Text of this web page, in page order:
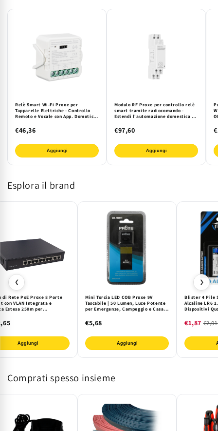
|
Vocale
Luci
Domotica
Alexa
Google
per
Casa
Intelligente
|
Remoto
e
Vocale
Luci
Domotica
Alexa
Google
Casa
Intelligente
Relè Smart Wi-Fi Proxe per
Tapparelle Elettriche - Controllo
Remoto e Vocale con App. Domotica
Energetico
€46,36
Aggiungi
Modulo RF Proxe per controllo relè
smart tramite radiocomando -
Estendi l'automazione domestica di
Compatibile dimmer Proxe.
€97,60
Aggiungi
Esplora il brand
❮
di Rete PoE Proxe 8 Porte
con VLAN Integrata e
Estesa 250m per
Point
Aggiungi
Mini Torcia LED COB Proxe 9V
Tascabile | 50 Lumen, Luce Potente
per Emergenze, Campeggio e Casa |
€5,68
Aggiungi
Blister 4 Pile
Alcaline LR6
Dispositivi
Potenza
Cadmio
€1,87 €2,01
❯
Comprati spesso insieme